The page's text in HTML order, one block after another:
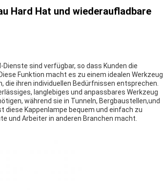
Hard Hat und wiederaufladbare
sind verfügbar, so dass Kunden die
Funktion macht es zu einem idealen Werkzeug
ihren individuellen Bedürfnissen entsprechen.
langlebiges und anpassbares Werkzeug
während sie in Tunneln, Bergbaustellen,und
Kappenlampe bequem und einfach zu
und Arbeiter in anderen Branchen macht.